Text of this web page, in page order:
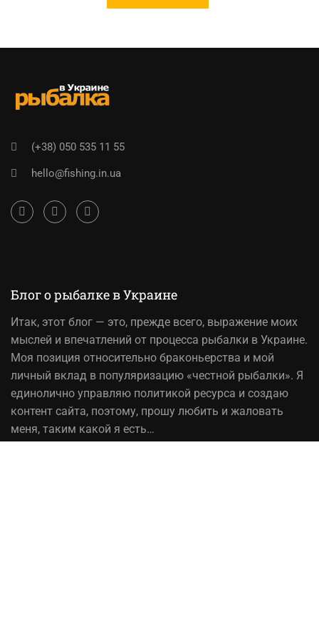
(+38) 050 535 11 55
hello@fishing.in.ua
Блог о рыбалке в Украине
Итак, этот блог — это, прежде всего, выражение моих
мыслей и впечатлений от процесса рыбалки в Украине.
Моя позиция относительно браконьерства и мой
личный вклад в популяризацию «честной рыбалки». Я
единолично управляю политикой ресурса и создаю
контент сайта, поэтому, прошу любить и жаловать
меня, таким какой я есть…